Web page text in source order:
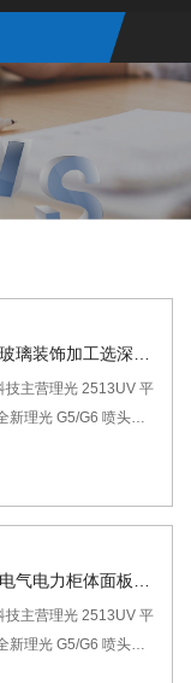
璃装饰加工选深圳
技主营理光 2513UV 平
新理光 G5/G6 喷头，
璃、家具木板、文创
上门安装售后。岩板
理光uv打印机,2513磁
气电力柜体面板印
技主营理光 2513UV 平
新理光 G5/G6 喷头，
璃、家具木板、文创